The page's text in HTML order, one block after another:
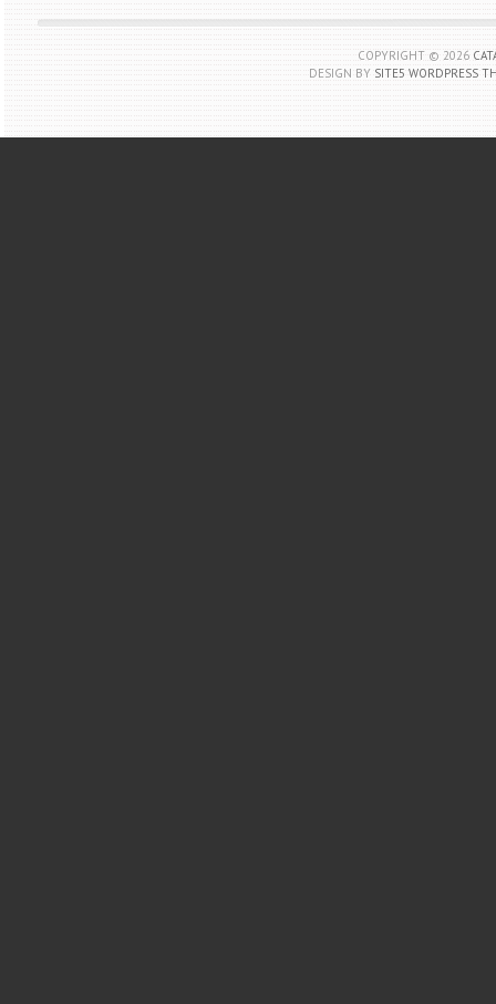
COPYRIGHT © 2026
DESIGN BY SITE5 WORDPRESS